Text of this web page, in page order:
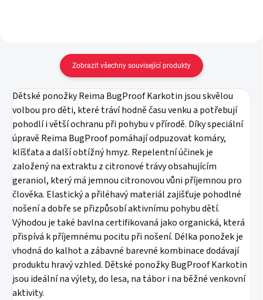
Zobrazit všechny související produkty
Dětské ponožky Reima BugProof Karkotin jsou skvělou
volbou pro děti, které tráví hodně času venku a potřebují
pohodlí i větší ochranu při pohybu v přírodě. Díky speciální
úpravě Reima BugProof pomáhají odpuzovat komáry,
klíšťata a další obtížný hmyz. Repelentní účinek je
založený na extraktu z citronové trávy obsahujícím
geraniol, který má jemnou citronovou vůni příjemnou pro
člověka. Elastický a přiléhavý materiál zajišťuje pohodlné
nošení a dobře se přizpůsobí aktivnímu pohybu dětí.
Výhodou je také bavlna certifikovaná jako organická, která
přispívá k příjemnému pocitu při nošení. Délka ponožek je
vhodná do kalhot a zábavné barevné kombinace dodávají
produktu hravý vzhled. Dětské ponožky BugProof Karkotin
jsou ideální na výlety, do lesa, na tábor i na běžné venkovní
aktivity.